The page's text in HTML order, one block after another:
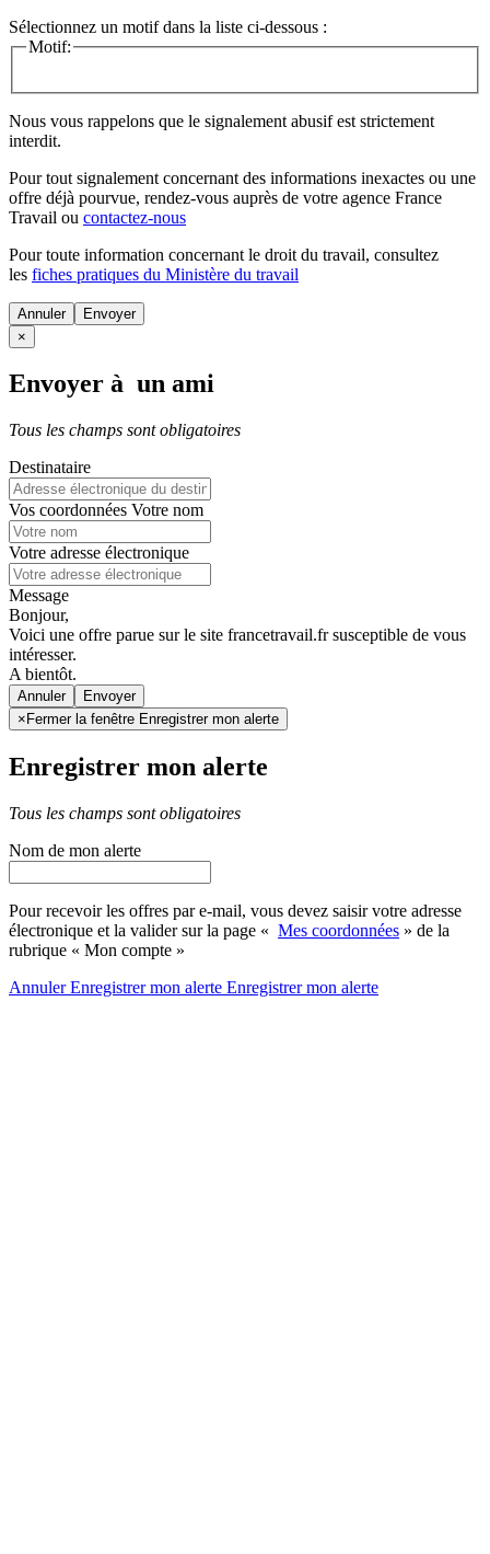
Sélectionnez un motif dans la liste ci-dessous :
Motif:
Nous vous rappelons que le signalement abusif est strictement
interdit.
Pour tout signalement concernant des informations inexactes ou une
offre déjà pourvue, rendez-vous auprès de votre agence France
Travail ou contactez-nous
Pour toute information concernant le droit du travail, consultez
les fiches pratiques du Ministère du travail
Annuler
×
Envoyer à un ami
Tous les champs sont obligatoires
Destinataire
Vos coordonnées Votre nom
Votre adresse électronique
Message
Bonjour,
Voici une offre parue sur le site francetravail.fr susceptible de vous
intéresser.
A bientôt.
Annuler
× Fermer la fenêtre Enregistrer mon alerte
Enregistrer mon alerte
Tous les champs sont obligatoires
Nom de mon alerte
Pour recevoir les offres par e-mail, vous devez saisir votre adresse
électronique et la valider sur la page « Mes coordonnées » de la
rubrique « Mon compte »
AnnulerEnregistrer mon alerte Enregistrermon alerte